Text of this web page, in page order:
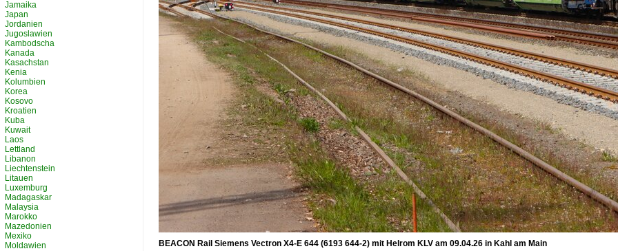
BEACON Rail Siemens Vectron X4-E 644 (6193 644-2) mit Helrom KLV am 09.04.26 in Kahl am Main
Jamaika
Japan
Jordanien
Jugoslawien
Kambodscha
Kanada
Kasachstan
Kenia
Kolumbien
Korea
Kosovo
Kroatien
Kuba
Kuwait
Laos
Lettland
Libanon
Liechtenstein
Litauen
Luxemburg
Madagaskar
Malaysia
Marokko
Mazedonien
Mexiko
Moldawien